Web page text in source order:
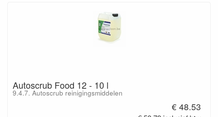
Autoscrub Food 12 - 10 l
9.4.7. Autoscrub reinigingsmiddelen
€ 48.53